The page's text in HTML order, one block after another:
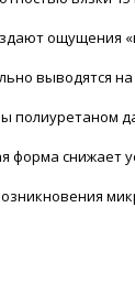
ощущения
выводятся
полиуретаном
форма снижает